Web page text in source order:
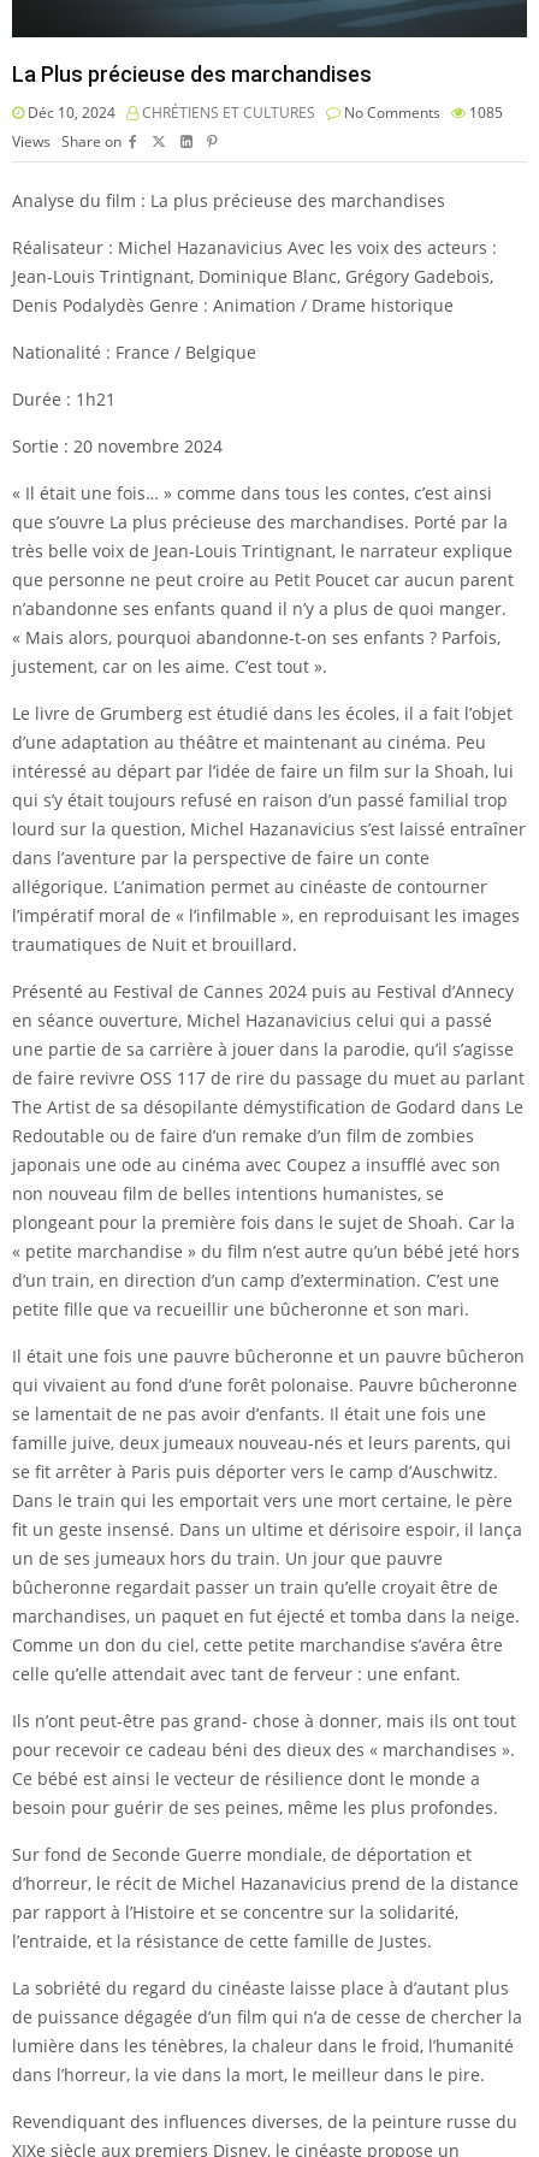
La Plus précieuse des marchandises
Déc 10, 2024 CHRÉTIENS ET CULTURES No Comments
1085
Views Share on
Analyse du film : La plus précieuse des marchandises
Réalisateur : Michel Hazanavicius Avec les voix des acteurs :
Jean-Louis Trintignant, Dominique Blanc, Grégory Gadebois,
Denis Podalydès Genre : Animation / Drame historique
Nationalité : France / Belgique
Durée : 1h21
Sortie : 20 novembre 2024
« Il était une fois… » comme dans tous les contes, c’est ainsi
que s’ouvre La plus précieuse des marchandises. Porté par la
très belle voix de Jean-Louis Trintignant, le narrateur explique
que personne ne peut croire au Petit Poucet car aucun parent
n’abandonne ses enfants quand il n’y a plus de quoi manger.
« Mais alors, pourquoi abandonne-t-on ses enfants ? Parfois,
justement, car on les aime. C’est tout ».
Le livre de Grumberg est étudié dans les écoles, il a fait l’objet
d’une adaptation au théâtre et maintenant au cinéma. Peu
intéressé au départ par l’idée de faire un film sur la Shoah, lui
qui s’y était toujours refusé en raison d’un passé familial trop
lourd sur la question, Michel Hazanavicius s’est laissé entraîner
dans l’aventure par la perspective de faire un conte
allégorique. L’animation permet au cinéaste de contourner
l’impératif moral de « l’infilmable », en reproduisant les images
traumatiques de Nuit et brouillard.
Présenté au Festival de Cannes 2024 puis au Festival d’Annecy
en séance ouverture, Michel Hazanavicius celui qui a passé
une partie de sa carrière à jouer dans la parodie, qu’il s’agisse
de faire revivre OSS 117 de rire du passage du muet au parlant
The Artist de sa désopilante démystification de Godard dans Le
Redoutable ou de faire d’un remake d’un film de zombies
japonais une ode au cinéma avec Coupez a insufflé avec son
non nouveau film de belles intentions humanistes, se
plongeant pour la première fois dans le sujet de Shoah. Car la
« petite marchandise » du film n’est autre qu’un bébé jeté hors
d’un train, en direction d’un camp d’extermination. C’est une
petite fille que va recueillir une bûcheronne et son mari.
Il était une fois une pauvre bûcheronne et un pauvre bûcheron
qui vivaient au fond d’une forêt polonaise. Pauvre bûcheronne
se lamentait de ne pas avoir d’enfants. Il était une fois une
famille juive, deux jumeaux nouveau-nés et leurs parents, qui
se fit arrêter à Paris puis déporter vers le camp d’Auschwitz.
Dans le train qui les emportait vers une mort certaine, le père
fit un geste insensé. Dans un ultime et dérisoire espoir, il lança
un de ses jumeaux hors du train. Un jour que pauvre
bûcheronne regardait passer un train qu’elle croyait être de
marchandises, un paquet en fut éjecté et tomba dans la neige.
Comme un don du ciel, cette petite marchandise s’avéra être
celle qu’elle attendait avec tant de ferveur : une enfant.
Ils n’ont peut-être pas grand- chose à donner, mais ils ont tout
pour recevoir ce cadeau béni des dieux des « marchandises ».
Ce bébé est ainsi le vecteur de résilience dont le monde a
besoin pour guérir de ses peines, même les plus profondes.
Sur fond de Seconde Guerre mondiale, de déportation et
d’horreur, le récit de Michel Hazanavicius prend de la distance
par rapport à l’Histoire et se concentre sur la solidarité,
l’entraide, et la résistance de cette famille de Justes.
La sobriété du regard du cinéaste laisse place à d’autant plus
de puissance dégagée d’un film qui n’a de cesse de chercher la
lumière dans les ténèbres, la chaleur dans le froid, l’humanité
dans l’horreur, la vie dans la mort, le meilleur dans le pire.
Revendiquant des influences diverses, de la peinture russe du
XIXe siècle aux premiers Disney, le cinéaste propose un